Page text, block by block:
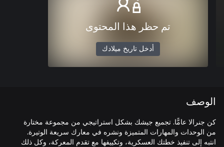
تم حظر هذا المحتوى
أدخل تاريخ ميلادك
الوصف
كن جنرالا عامًّا. تجميع جيشك بشكل استراتيجي من مجموعة مختارة
من الوحدات والمهارات المتميزة ونشره في معارك سريعة الوتيرة.
انتبه إلى تنفيذ خطتك العسكرية، وتكييفها مع تقدم المعركة، وكل ذلك